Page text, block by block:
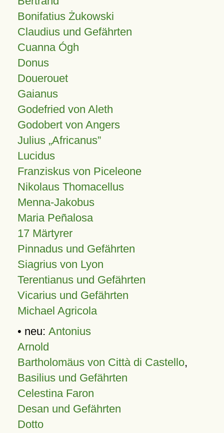
Bonifatius Żukowski
Claudius und Gefährten
Cuanna Ógh
Donus
Douerouet
Gaianus
Godefried von Aleth
Godobert von Angers
Julius Africanus
Lucidus
Franziskus von Piceleone
Nikolaus Thomacellus
Menna-Jakobus
Maria Peñalosa
17 Märtyrer
Pinnadus und Gefährten
Siagrius von Lyon
Terentianus und Gefährten
Vicarius und Gefährten
Michael Agricola
• neu: Antonius
Arnold
Bartholomäus von Città di Castello,
Basilius und Gefährten
Celestina Faron
Desan und Gefährten
Dotto